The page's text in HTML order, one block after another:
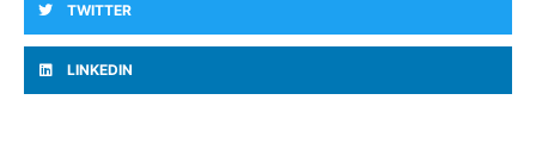
TWITTER
LINKEDIN